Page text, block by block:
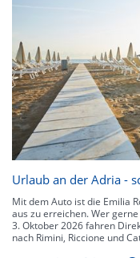
Urlaub an der Adria -
Mit dem Auto ist die Emilia
aus zu erreichen. Wer
3. Oktober 2026 fahren
nach Rimini, Riccione und